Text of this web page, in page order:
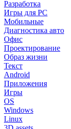
Разработка
Игры для PC
Мобильные
Диагностика авто
Офис
Проектирование
Образ жизни
Текст
Android
Приложения
Игры
OS
Windows
Linux